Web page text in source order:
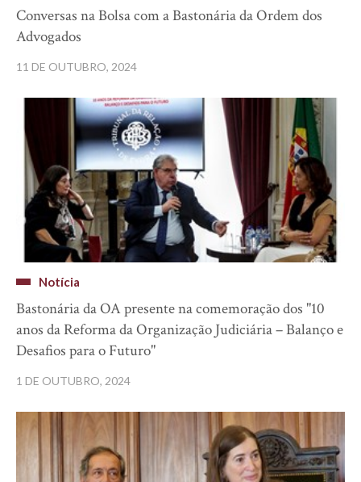
Conversas na Bolsa com a Bastonária da Ordem dos
Advogados
11 DE OUTUBRO, 2024
Notícia
Bastonária da OA presente na comemoração dos "10
anos da Reforma da Organização Judiciária – Balanço e
Desafios para o Futuro"
1 DE OUTUBRO, 2024